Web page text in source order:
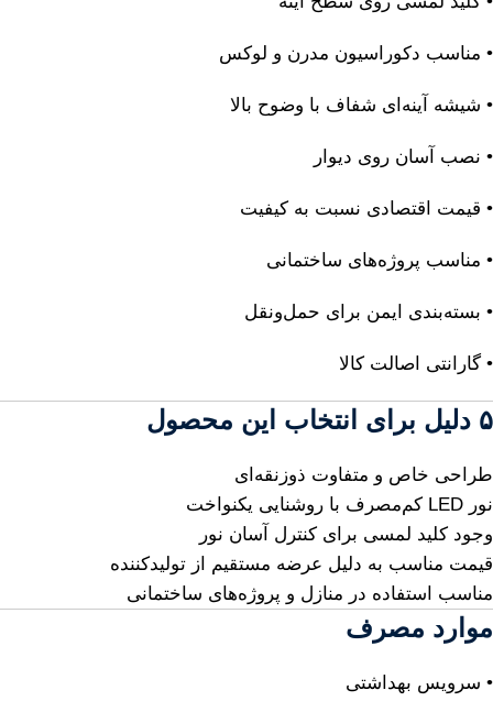
• مناسب دکوراسیون مدرن و لوکس
• شیشه آینه‌ای شفاف با وضوح بالا
• نصب آسان روی دیوار
• قیمت اقتصادی نسبت به کیفیت
• مناسب پروژه‌های ساختمانی
• بسته‌بندی ایمن برای حمل‌ونقل
• گارانتی اصالت کالا
۵ دلیل برای انتخاب این محصول
طراحی خاص و متفاوت ذوزنقه‌ای
نور LED کم‌مصرف با روشنایی یکنواخت
وجود کلید لمسی برای کنترل آسان نور
قیمت مناسب به دلیل عرضه مستقیم از تولیدکننده
مناسب استفاده در منازل و پروژه‌های ساختمانی
موارد مصرف
• سرویس بهداشتی